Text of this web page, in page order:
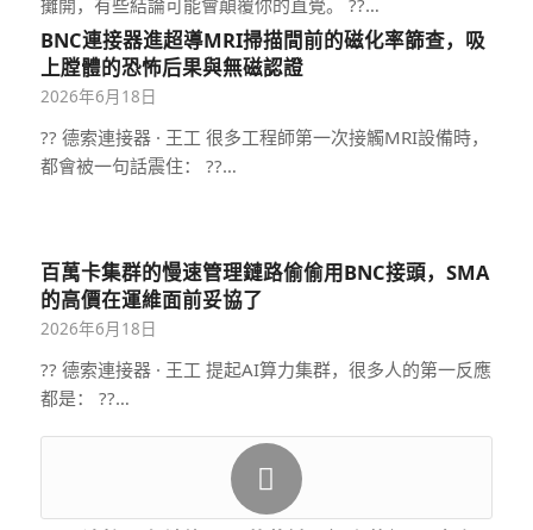
攤開，有些結論可能會顛覆你的直覺。 ??…
BNC連接器進超導MRI掃描間前的磁化率篩查，吸
上膛體的恐怖后果與無磁認證
2026年6月18日
?? 德索連接器 · 王工 很多工程師第一次接觸MRI設備時，
都會被一句話震住： ??…
百萬卡集群的慢速管理鏈路偷偷用BNC接頭，SMA
的高價在運維面前妥協了
2026年6月18日
?? 德索連接器 · 王工 提起AI算力集群，很多人的第一反應
都是： ??…